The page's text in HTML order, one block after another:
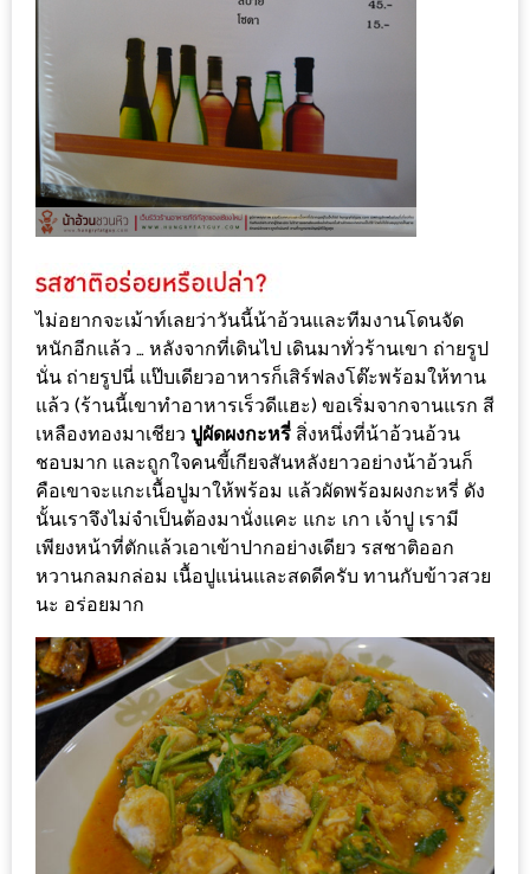
แห่ง
ชาติ
2557
หมู
ทั่ว
เชียงใหม่
TOP30
ราคา
ไม่
เกิน
บาท
รีวิว
ดี
กับ
วงใน
แจก
ฟรี
LINE
GIFTCODE!
ลายแทง
ไม่อยากจะเม้าท์เลยว่าวันนี้น้าอ้วนและทีมงานโดนจัด
หนักอีกแล้ว … หลังจากที่เดินไป เดินมาทั่วร้านเขา ถ่ายรูป
นั่น ถ่ายรูปนี่ แป๊บเดียวอาหารก็เสิร์ฟลงโต๊ะพร้อมให้ทาน
แล้ว (ร้านนี้เขาทำอาหารเร็วดีแฮะ) ขอเริ่มจากจานแรก สี
เหลืองทองมาเชียว ปูผัดผงกะหรี่ สิ่งหนึ่งที่น้าอ้วนอ้วน
ชอบมาก และถูกใจคนขี้เกียจสันหลังยาวอย่างน้าอ้วนก็
คือเขาจะแกะเนื้อปูมาให้พร้อม แล้วผัดพร้อมผงกะหรี่ ดัง
นั้นเราจึงไม่จำเป็นต้องมานั่งแคะ แกะ เกา เจ้าปู เรามี
เพียงหน้าที่ตักแล้วเอาเข้าปากอย่างเดียว รสชาติออก
หวานกลมกล่อม เนื้อปูแน่นและสดดีครับ ทานกับข้าวสวย
นะ อร่อยมาก